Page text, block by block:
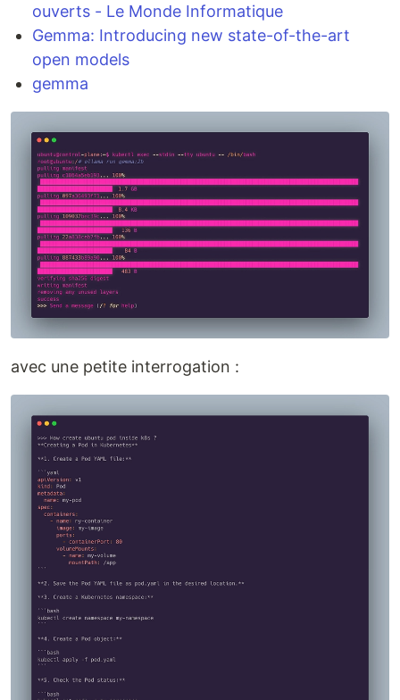
ouverts - Le Monde Informatique
Gemma: Introducing new state-of-the-art
open models
gemma
avec une petite interrogation :